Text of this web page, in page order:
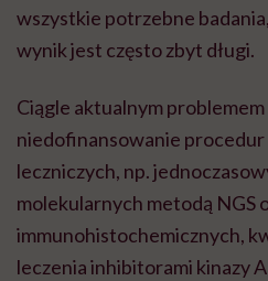
wszystkie potrzebne
wynik jest często zbyt długi.
Ciągle aktualnym
niedofinansowanie
leczniczych, np.
molekularnych metodą NGS
immunohistochemicznych,
leczenia inhibitorami kinazy